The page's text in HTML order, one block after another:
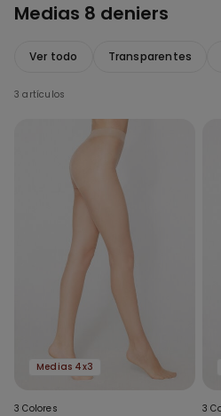
Medias 8 deniers
Ver todo Transparentes
3 artículos
Medias 4x3
3 Colores 3